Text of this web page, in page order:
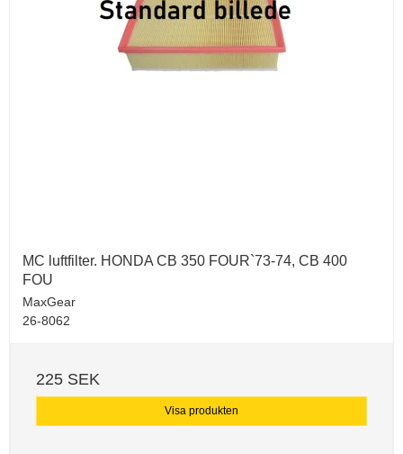
MC luftfilter. HONDA CB 350 FOUR`73-74, CB 400
FOU
MaxGear
26-8062
225 SEK
Visa produkten